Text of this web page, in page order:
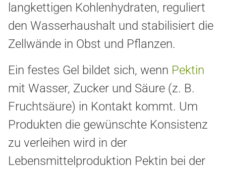
langkettigen Kohlenhydraten, reguliert
den Wasserhaushalt und stabilisiert die
Zellwände in Obst und Pflanzen.
Ein festes Gel bildet sich, wenn Pektin
mit Wasser, Zucker und Säure (z. B.
Fruchtsäure) in Kontakt kommt. Um
Produkten die gewünschte Konsistenz
zu verleihen wird in der
Lebensmittelproduktion Pektin bei der